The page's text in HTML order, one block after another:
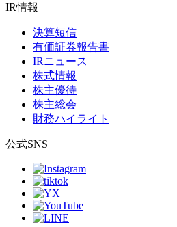
IR情報
決算短信
有価証券報告書
IRニュース
株式情報
株主優待
株主総会
財務ハイライト
公式SNS